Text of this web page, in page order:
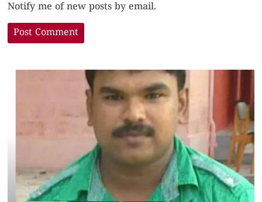
Notify me of new posts by email.